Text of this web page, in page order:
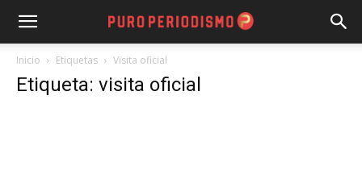
Inicio Etiquetas Visita oficial
Etiqueta: visita oficial